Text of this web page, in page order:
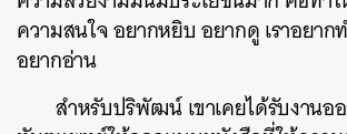
ความสนใจ อยากหยิบ อยากดู เราอยา
อยากอ่าน
สำหรับปริพัฒน์ เขาเคยได้รับงานอ